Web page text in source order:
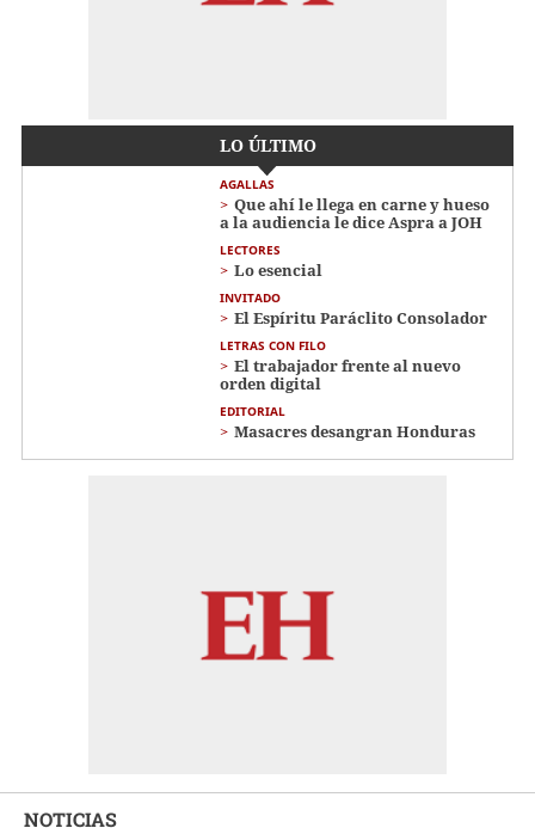
LO ÚLTIMO
AGALLAS
Que ahí le llega en carne y hueso
a la audiencia le dice Aspra a JOH
LECTORES
Lo esencial
INVITADO
El Espíritu Paráclito Consolador
LETRAS CON FILO
El trabajador frente al nuevo
orden digital
EDITORIAL
Masacres desangran Honduras
NOTICIAS